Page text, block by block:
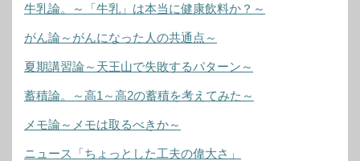
牛乳論。～「牛乳」は本当に健康飲料か？～
がん論～がんになった人の共通点～
夏期講習論～天王山で失敗するパターン～
蓄積論。～高1～高2の蓄積を考えてみた～
メモ論～メモは取るべきか～
ニュース「ちょっとした工夫の偉大さ」